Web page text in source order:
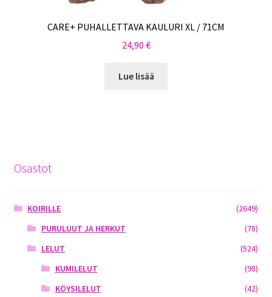
CARE+ PUHALLETTAVA KAULURI XL / 71CM
24,90 €
Lue lisää
Osastot
KOIRILLE
(2649)
PURULUUT JA HERKUT
(78)
LELUT
(524)
KUMILELUT
(98)
KÖYSILELUT
(42)